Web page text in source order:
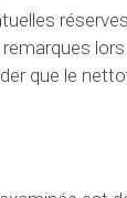
lors
que le